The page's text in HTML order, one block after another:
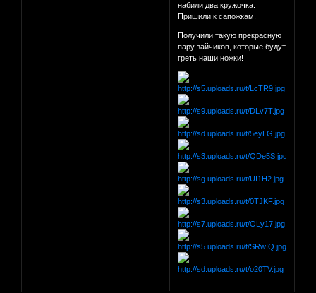
набили два кружочка.
Пришили к сапожкам.
Получили такую прекрасную
пару зайчиков, которые будут
греть наши ножки!